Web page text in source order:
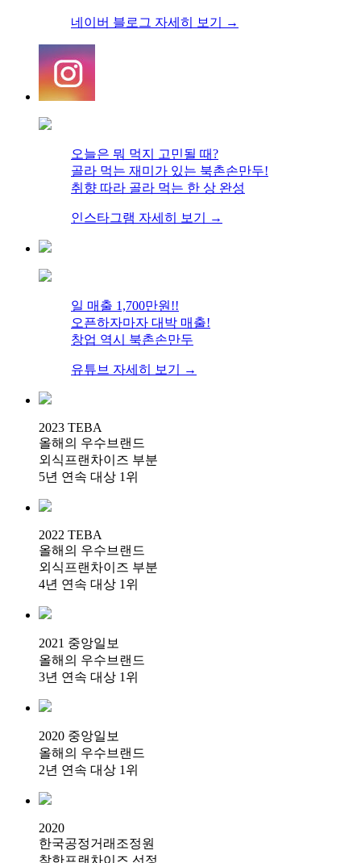
네이버 블로그 자세히 보기 →
오늘은 뭐 먹지 고민될 때?
골라 먹는 재미가 있는 북촌손만두!
취향 따라 골라 먹는 한 상 완성
인스타그램 자세히 보기 →
일 매출 1,700만원!!
오픈하자마자 대박 매출!
창업 역시 북촌손만두
유튜브 자세히 보기 →
2023 TEBA
올해의 우수브랜드
외식프랜차이즈 부분
5년 연속 대상 1위
2022 TEBA
올해의 우수브랜드
외식프랜차이즈 부분
4년 연속 대상 1위
2021 중앙일보
올해의 우수브랜드
3년 연속 대상 1위
2020 중앙일보
올해의 우수브랜드
2년 연속 대상 1위
2020
한국공정거래조정원
착한프랜차이즈 선정